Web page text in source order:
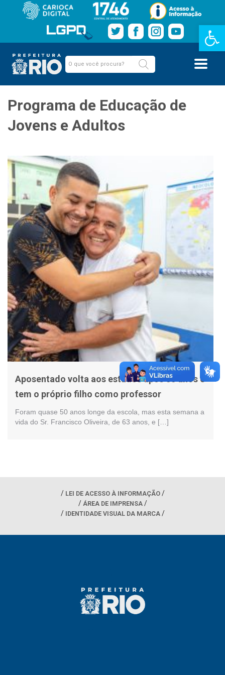
Barra de
Programa de Educação de
Jovens e Adultos
Aposentado volta aos estudos após 50 anos e
tem o próprio filho como professor
Foram quase 50 anos longe da escola, mas esta semana a
vida do Sr. Francisco Oliveira, de 63 anos, e […]
LEI DE ACESSO À INFORMAÇÃO
ÁREA DE IMPRENSA
IDENTIDADE VISUAL DA MARCA